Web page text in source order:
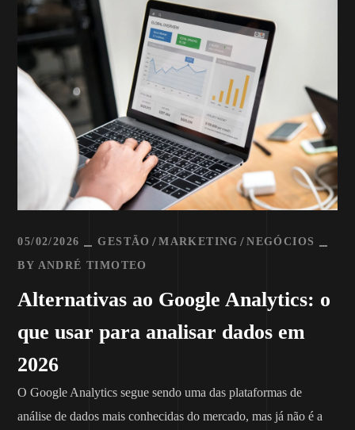
05/02/2026 GESTÃO MARKETING
NEGÓCIOS
BY ANDRÉ TIMOTEO
Alternativas ao Google Analytics: o
que usar para analisar dados em
2026
O Google Analytics segue sendo uma das plataformas de
análise de dados mais conhecidas do mercado, mas já não é a